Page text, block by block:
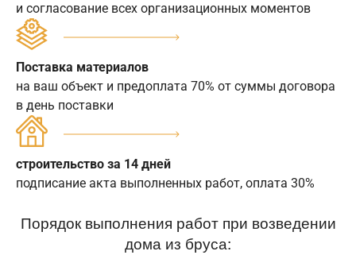
и согласование всех организационных моментов
Поставка материалов
на ваш объект и предоплата 70% от суммы договора
в день поставки
строительство за 14 дней
подписание акта выполненных работ, оплата 30%
Порядок выполнения работ при возведении
дома из бруса: